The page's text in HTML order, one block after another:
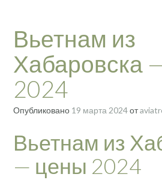
Вьетнам из
Хабаровска
2024
Опубликовано 19 марта 2024от
Вьетнам из
— цены 2024